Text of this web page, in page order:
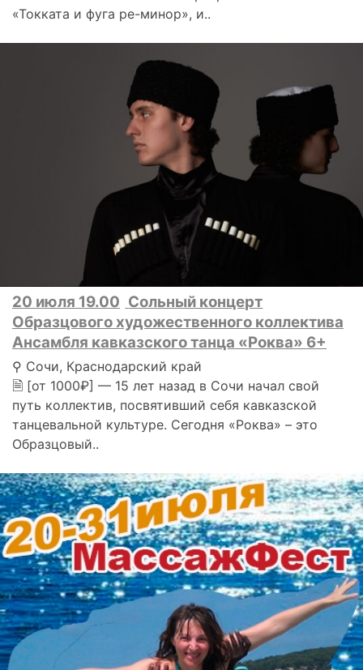
«Токката и фуга ре-минор», и..
20 июля 19.00 Сольный концерт
Образцового художественного коллектива
Ансамбля кавказского танца «Роква» 6+
⚲ Сочи, Краснодарский край
🗎 [от 1000₽] — 15 лет назад в Сочи начал свой
путь коллектив, посвятивший себя кавказской
танцевальной культуре. Сегодня «Роква» – это
Образцовый..